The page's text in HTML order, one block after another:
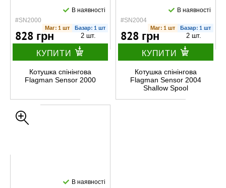
#SN2000
В наявності
Маг: 1 шт Базар: 1 шт
828 грн 2 шт.
КУПИТИ
Котушка спінінгова
Flagman Sensor 2000
#SN2004
В наявності
Маг: 1 шт Базар: 1 шт
828 грн 2 шт.
КУПИТИ
Котушка спінінгова
Flagman Sensor 2004
Shallow Spool
В наявності